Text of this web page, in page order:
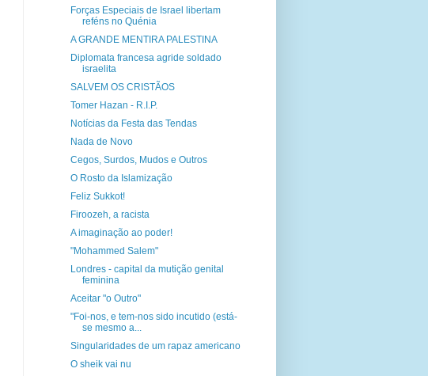
Forças Especiais de Israel libertam
reféns no Quénia
A GRANDE MENTIRA PALESTINA
Diplomata francesa agride soldado
israelita
SALVEM OS CRISTÃOS
Tomer Hazan - R.I.P.
Notícias da Festa das Tendas
Nada de Novo
Cegos, Surdos, Mudos e Outros
O Rosto da Islamização
Feliz Sukkot!
Firoozeh, a racista
A imaginação ao poder!
"Mohammed Salem"
Londres - capital da mutição genital
feminina
Aceitar "o Outro"
"Foi-nos, e tem-nos sido incutido (está-
se mesmo a...
Singularidades de um rapaz americano
O sheik vai nu